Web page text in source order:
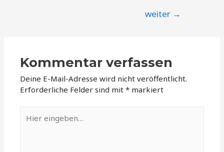
weiter →
Kommentar verfassen
Deine E-Mail-Adresse wird nicht veröffentlicht.
Erforderliche Felder sind mit* markiert
eingeben…